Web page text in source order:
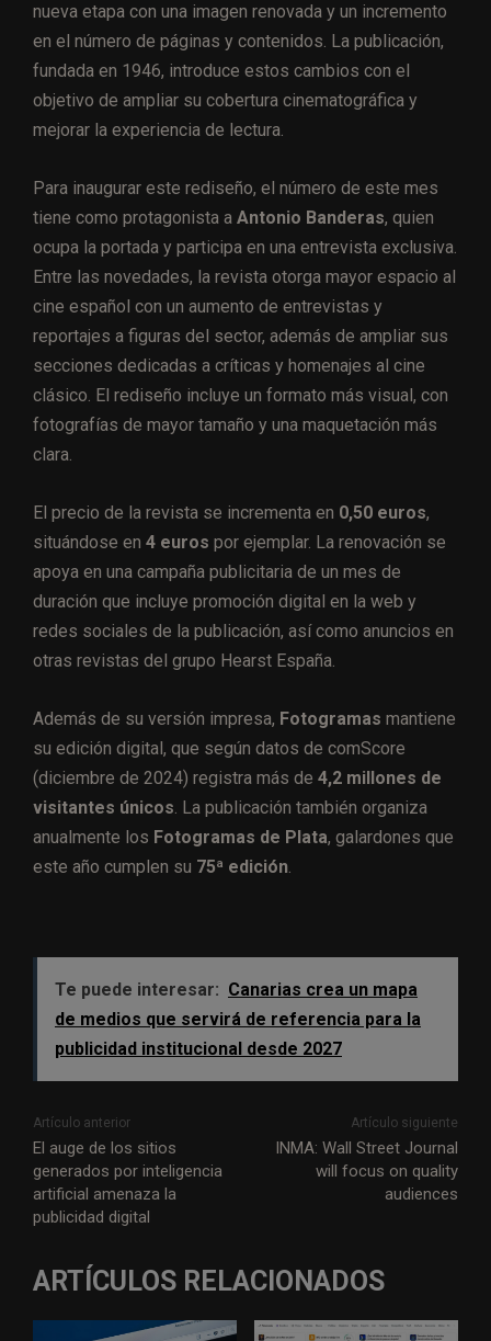
nueva etapa con una imagen renovada y un incremento
en el número de páginas y contenidos. La publicación,
fundada en 1946, introduce estos cambios con el
objetivo de ampliar su cobertura cinematográfica y
mejorar la experiencia de lectura.
Para inaugurar este rediseño, el número de este mes
tiene como protagonista a Antonio Banderas, quien
ocupa la portada y participa en una entrevista exclusiva.
Entre las novedades, la revista otorga mayor espacio al
cine español con un aumento de entrevistas y
reportajes a figuras del sector, además de ampliar sus
secciones dedicadas a críticas y homenajes al cine
clásico. El rediseño incluye un formato más visual, con
fotografías de mayor tamaño y una maquetación más
clara.
El precio de la revista se incrementa en 0,50 euros,
situándose en 4 euros por ejemplar. La renovación se
apoya en una campaña publicitaria de un mes de
duración que incluye promoción digital en la web y
redes sociales de la publicación, así como anuncios en
otras revistas del grupo Hearst España.
Además de su versión impresa, Fotogramas mantiene
su edición digital, que según datos de comScore
(diciembre de 2024) registra más de 4,2 millones de
visitantes únicos. La publicación también organiza
anualmente los Fotogramas de Plata, galardones que
este año cumplen su 75ª edición.
Te puede interesar: Canarias crea un mapa
de medios que servirá de referencia para la
publicidad institucional desde 2027
Artículo anterior
El auge de los sitios
generados por inteligencia
artificial amenaza la
publicidad digital
Artículo siguiente
INMA: Wall Street Journal
will focus on quality
audiences
ARTÍCULOS RELACIONADOS